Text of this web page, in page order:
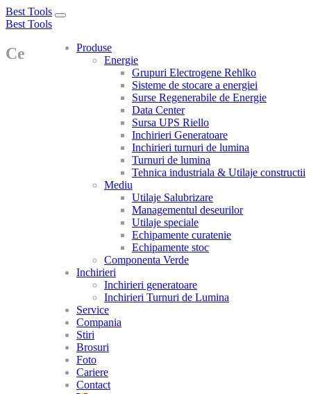
Best Tools
Toggle
Best Tools
Produse
Energie
Grupuri Electrogene Rehlko
Sisteme de stocare a energiei
Surse Regenerabile de Energie
Data Center
Sursa UPS Riello
Inchirieri Generatoare
Inchirieri turnuri de lumina
Turnuri de lumina
Tehnica industriala & Utilaje constructii
Mediu
Utilaje Salubrizare
Managementul deseurilor
Utilaje speciale
Echipamente curatenie
Echipamente stoc
Componenta Verde
Inchirieri
Inchirieri generatoare
Inchirieri Turnuri de Lumina
Service
Compania
Stiri
Brosuri
Foto
Cariere
Contact
Ce